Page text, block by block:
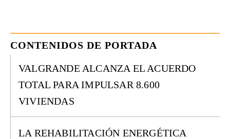
CONTENIDOS DE PORTADA
VALGRANDE ALCANZA EL ACUERDO
TOTAL PARA IMPULSAR 8.600
VIVIENDAS
LA REHABILITACIÓN ENERGÉTICA